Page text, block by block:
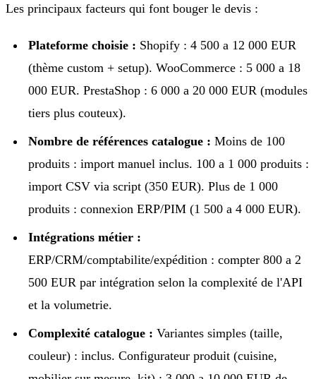
Les principaux facteurs qui font bouger le devis :
Plateforme choisie : Shopify : 4 500 a 12 000 EUR
(thème custom + setup). WooCommerce : 5 000 a 18
000 EUR. PrestaShop : 6 000 a 20 000 EUR (modules
tiers plus couteux).
Nombre de références catalogue : Moins de 100
produits : import manuel inclus. 100 a 1 000 produits :
import CSV via script (350 EUR). Plus de 1 000
produits : connexion ERP/PIM (1 500 a 4 000 EUR).
Intégrations métier :
ERP/CRM/comptabilite/expédition : compter 800 a 2
500 EUR par intégration selon la complexité de l'API
et la volumetrie.
Complexité catalogue : Variantes simples (taille,
couleur) : inclus. Configurateur produit (cuisine,